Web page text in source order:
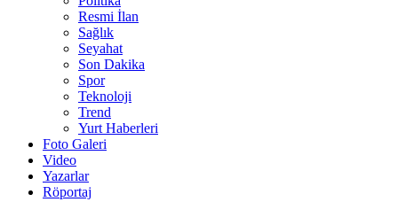
Resmi İlan
Sağlık
Seyahat
Son Dakika
Spor
Teknoloji
Trend
Yurt Haberleri
Foto Galeri
Video
Yazarlar
Röportaj